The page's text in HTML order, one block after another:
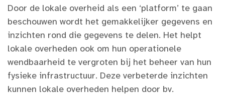
Door de lokale overheid als een ‘platform’ te gaan
beschouwen wordt het gemakkelijker gegevens en
inzichten rond die gegevens te delen. Het helpt
lokale overheden ook om hun operationele
wendbaarheid te vergroten bij het beheer van hun
fysieke infrastructuur. Deze verbeterde inzichten
kunnen lokale overheden helpen door bv.